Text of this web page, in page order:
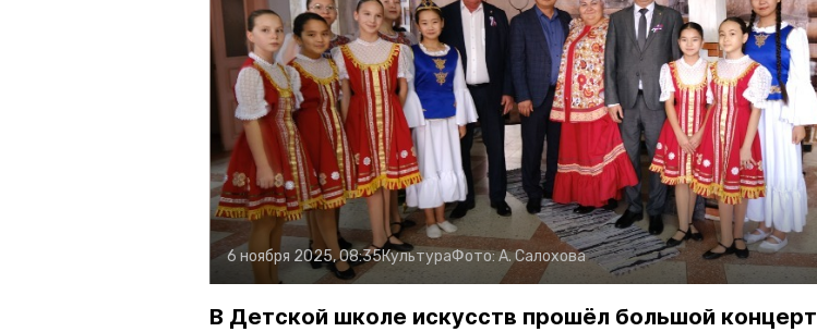
6 ноября 2025, 08:35КультураФото:А. Салохова
В Детской школе искусств прошёл большой концерт